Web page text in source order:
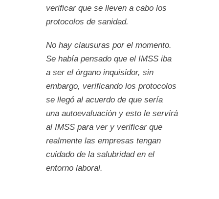
verificar que se lleven a cabo los
protocolos de sanidad.
No hay clausuras por el momento.
Se había pensado que el IMSS iba
a ser el órgano inquisidor, sin
embargo, verificando los protocolos
se llegó al acuerdo de que sería
una autoevaluación y esto le servirá
al IMSS para ver y verificar que
realmente las empresas tengan
cuidado de la salubridad en el
entorno laboral.